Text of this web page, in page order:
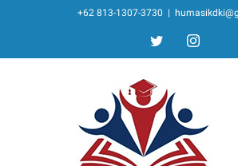
content
+62 813-1307-3730 |
twitter